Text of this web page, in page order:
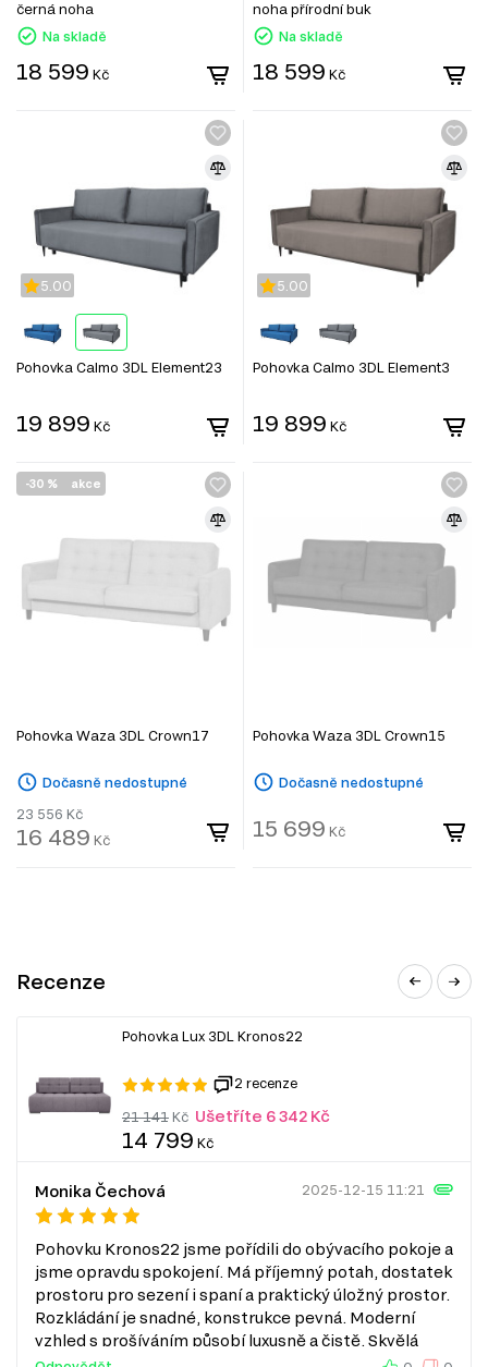
černá noha
Na skladě
18 599 Kč
noha přírodní buk
Na skladě
18 599 Kč
5.00
Pohovka Calmo 3DL Element23
19 899 Kč
5.00
Pohovka Calmo 3DL Element3
19 899 Kč
akce
-30 %
Pohovka Waza 3DL Crown17
Dočasně nedostupné
23 556 Kč
16 489 Kč
Pohovka Waza 3DL Crown15
Dočasně nedostupné
15 699 Kč
Recenze
Pohovka Lux 3DL Kronos22
2 recenze
21 141 Kč Ušetříte 6 342 Kč
14 799 Kč
Monika Čechová 2025-12-15 11:21
Pohovku Kronos22 jsme pořídili do obývacího pokoje a
jsme opravdu spokojení. Má příjemný potah, dostatek
prostoru pro sezení i spaní a praktický úložný prostor.
Rozkládání je snadné, konstrukce pevná. Moderní
vzhled s prošíváním působí luxusně a čistě. Skvělá